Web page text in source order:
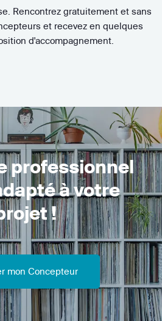
Rencontrez gratuitement et sans
et recevez en quelques
d'accompagnement.
professionnel
à votre
!
mon Concepteur